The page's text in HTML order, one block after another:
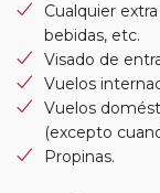
Cualquier
bebidas, etc.
Visado de
Vuelos
Vuelos
(excepto
Propinas.